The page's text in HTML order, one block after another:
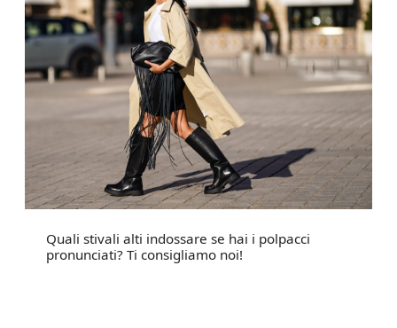
Quali stivali alti indossare se hai i polpacci
pronunciati? Ti consigliamo noi!